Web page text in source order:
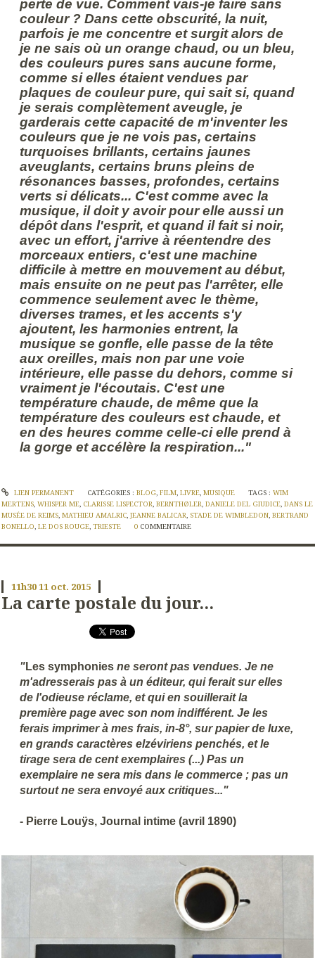
perte de vue. Comment vais-je faire sans
couleur ? Dans cette obscurité, la nuit,
parfois je me concentre et surgit alors de
je ne sais où un orange chaud, ou un bleu,
des couleurs pures sans aucune forme,
comme si elles étaient vendues par
plaques de couleur pure, qui sait si, quand
je serais complètement aveugle, je
garderais cette capacité de m'inventer les
couleurs que je ne vois pas, certains
turquoises brillants, certains jaunes
aveuglants, certains bruns pleins de
résonances basses, profondes, certains
verts si délicats... C'est comme avec la
musique, il doit y avoir pour elle aussi un
dépôt dans l'esprit, et quand il fait si noir,
avec un effort, j'arrive à réentendre des
morceaux entiers, c'est une machine
difficile à mettre en mouvement au début,
mais ensuite on ne peut pas l'arrêter, elle
commence seulement avec le thème,
diverses trames, et les accents s'y
ajoutent, les harmonies entrent, la
musique se gonfle, elle passe de la tête
aux oreilles, mais non par une voie
intérieure, elle passe du dehors, comme si
vraiment je l'écoutais. C'est une
température chaude, de même que la
température des couleurs est chaude, et
en des heures comme celle-ci elle prend à
la gorge et accélère la respiration..."
LIEN PERMANENT CATÉGORIES : BLOG, FILM, LIVRE, MUSIQUE TAGS :WIM
MERTENS, WHISPER ME, CLARISSE LISPECTOR, BERNTHØLER, DANIELE DEL GIUDICE, DANS LE
MUSÉE DE REIMS, MATHIEU AMALRIC, JEANNE BALICAR, STADE DE WIMBLEDON, BERTRAND
BONELLO, LE DOS ROUGE, TRIESTE 0 COMMENTAIRE
11h3011 oct. 2015
La carte postale du jour...
"Les symphonies ne seront pas vendues. Je ne
m'adresserais pas à un éditeur, qui ferait sur elles
de l'odieuse réclame, et qui en souillerait la
première page avec son nom indifférent. Je les
ferais imprimer à mes frais, in-8°, sur papier de luxe,
en grands caractères elzéviriens penchés, et le
tirage sera de cent exemplaires (...) Pas un
exemplaire ne sera mis dans le commerce ; pas un
surtout ne sera envoyé aux critiques..."
- Pierre Louÿs, Journal intime (avril 1890)